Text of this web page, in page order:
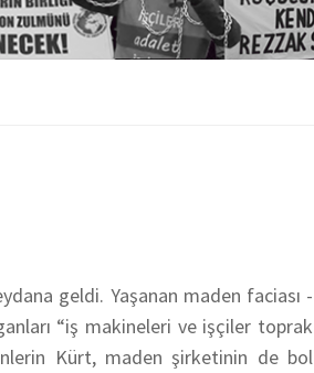
geldi. Yaşanan maden faciası -
“iş makineleri ve işçiler toprak
Kürt, maden şirketinin de bol